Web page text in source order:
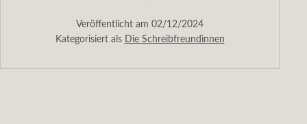
Veröffentlicht am 02/12/2024
Kategorisiert als
Die Schreibfreundinnen